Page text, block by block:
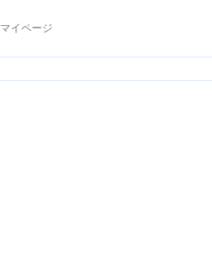
マイページ